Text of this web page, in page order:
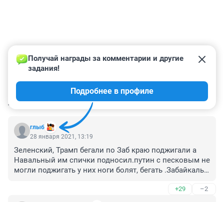
КОММЕНТАРИИ 6
глыб
Получай награды за комментарии и другие
задания!
Подробнее в профиле
28 января 2021, 13:19
Зеленский, Трамп бегали по Заб краю поджигали а
Навальный им спички подносил.путин с песковым не
могли поджигать у них ноги болят, бегать .Забайкалью
+29 –2